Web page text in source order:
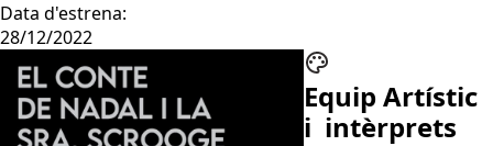
Data d'estrena:
28/12/2022
Equip Artístic
i intèrprets